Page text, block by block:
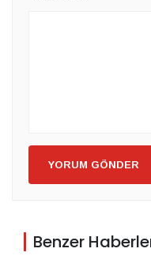
YORUM GÖNDER
Benzer